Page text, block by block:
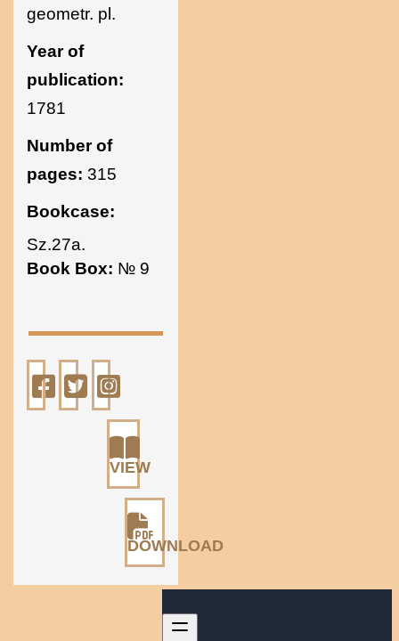
geometr. pl.
Year of
publication:
1781
Number of
pages: 315
Bookcase:
Sz.27a.
Book Box: № 9
VIEW
DOWNLOAD